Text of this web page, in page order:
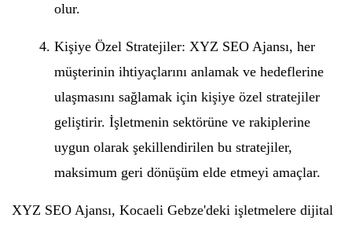
olur.
Kişiye Özel Stratejiler: XYZ SEO Ajansı, her
müşterinin ihtiyaçlarını anlamak ve hedeflerine
ulaşmasını sağlamak için kişiye özel stratejiler
geliştirir. İşletmenin sektörüne ve rakiplerine
uygun olarak şekillendirilen bu stratejiler,
maksimum geri dönüşüm elde etmeyi amaçlar.
XYZ SEO Ajansı, Kocaeli Gebze'deki işletmelere dijital